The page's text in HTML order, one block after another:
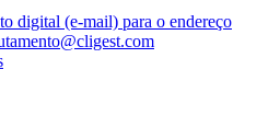
digital (e-mail) para o endereço